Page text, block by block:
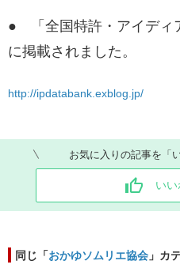
● 「全国特許・アイディ
に掲載されました。
http://ipdatabank.exblog.jp/
お気に入りの記事を「
いい
同じ「おかゆソムリエ協会 」カ